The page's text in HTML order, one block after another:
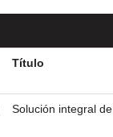
Título
Solución integral